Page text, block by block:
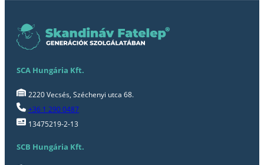
SCA Hungária Kft.
2220 Vecsés, Széchenyi utca 68.
+36 1 290 0487
13475219-2-13
SCB Hungária Kft.